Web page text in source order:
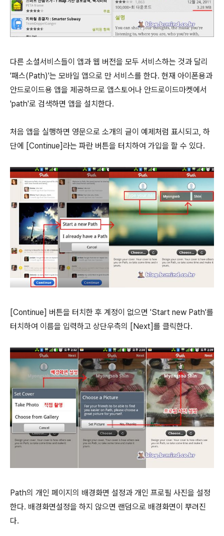
다른 소셜서비스들이 앱과 웹 버전을 모두 서비스하는 것과 달리
'패스(Path)'는 모바일 앱으로 만 서비스를 한다. 현재 아이폰용과
안드로이드용 앱을 제공하므로 앱스토어나 안드로이드마켓에서
'path'로 검색하면 앱을 설치한다.
처음 앱을 실행하면 영문으로 소개의 글이 예제처럼 표시되고, 하
단에 [Continue]라는 파란 버튼을 터치하여 가입을 할 수 있다.
[Continue] 버튼을 터치한 후 계정이 없으면 'Start new Path'를
터치하여 이름을 입력하고 상단우측의 [Next]를 클릭한다.
Path의 개인 페이지의 배경화면 설정과 개인 프로필 사진을 설정
한다. 배경화면설정을 하지 않으면 랜덤으로 배경화면이 뿌려진
다.